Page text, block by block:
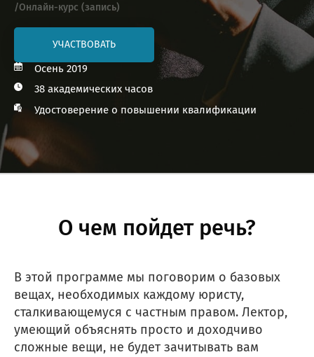
/Онлайн-курс (запись)
УЧАСТВОВАТЬ
Осень 2019
38 академических часов
Удостоверение о повышении квалификации
О чем пойдет речь?
В этой программе мы поговорим о базовых
вещах, необходимых каждому юристу,
сталкивающемуся с частным правом. Лектор,
умеющий объяснять просто и доходчиво
сложные вещи, не будет зачитывать вам